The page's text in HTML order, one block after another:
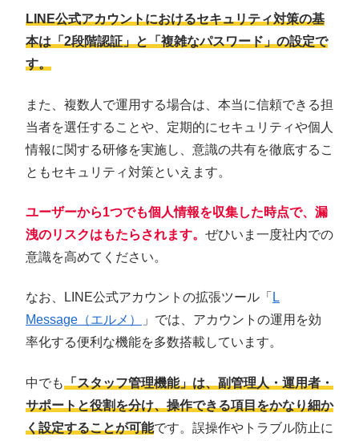
LINE公式アカウントにおけるセキュリティ対策の基
本は「2段階認証」と「複雑なパスワード」の設定で
す。
また、複数人で運用する場合は、本当に信頼できる担
当者を選任することや、定期的にセキュリティや個人
情報に関する研修を実施し、意識の共有を徹底するこ
ともセキュリティ対策といえます。
ユーザーから1つでも個人情報を収集した時点で、漏
洩のリスクはもたらされます。 ぜひいま一度社内での
意識を高めてください。
なお、LINE公式アカウントの拡張ツール「 L
Message（エルメ）
」では、アカウントの運用を効
率化する便利な機能を多数搭載しています。
中でも「スタッフ管理機能」は、副管理人・運用者・
サポートと役割を分け、操作できる項目をかなり細か
く設定することが可能です。誤操作やトラブル防止に